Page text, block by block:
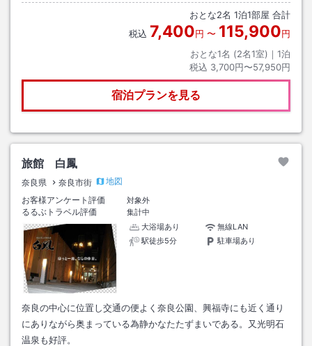
おとな2名 1泊1部屋 合計
税込 7,400円 〜 115,900円
おとな1名 (2名1室)｜ 1泊
税込 3,700円〜57,950円
宿泊プランを見る
旅館 白鳳
奈良県 奈良市街
地図
お客様アンケート評価
対象外
るるぶトラベル評価
集計中
大浴場あり
無線LAN
駅徒歩5分
駐車場あり
奈良の中心に位置し交通の便よく奈良公園、興福寺にも近く通り
にありながら奥まっている為静かなたたずまいである。又光明石
温泉も好評。